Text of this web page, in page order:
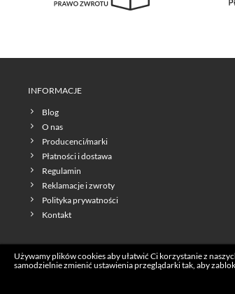
INFORMACJE
Blog
O nas
Producenci/marki
Płatności i dostawa
Regulamin
Reklamacje i zwroty
Polityka prywatności
Kontakt
Używamy plików cookies aby ułatwić Ci korzystanie z
samodzielnie zmienić ustawienia przeglądarki tak, aby